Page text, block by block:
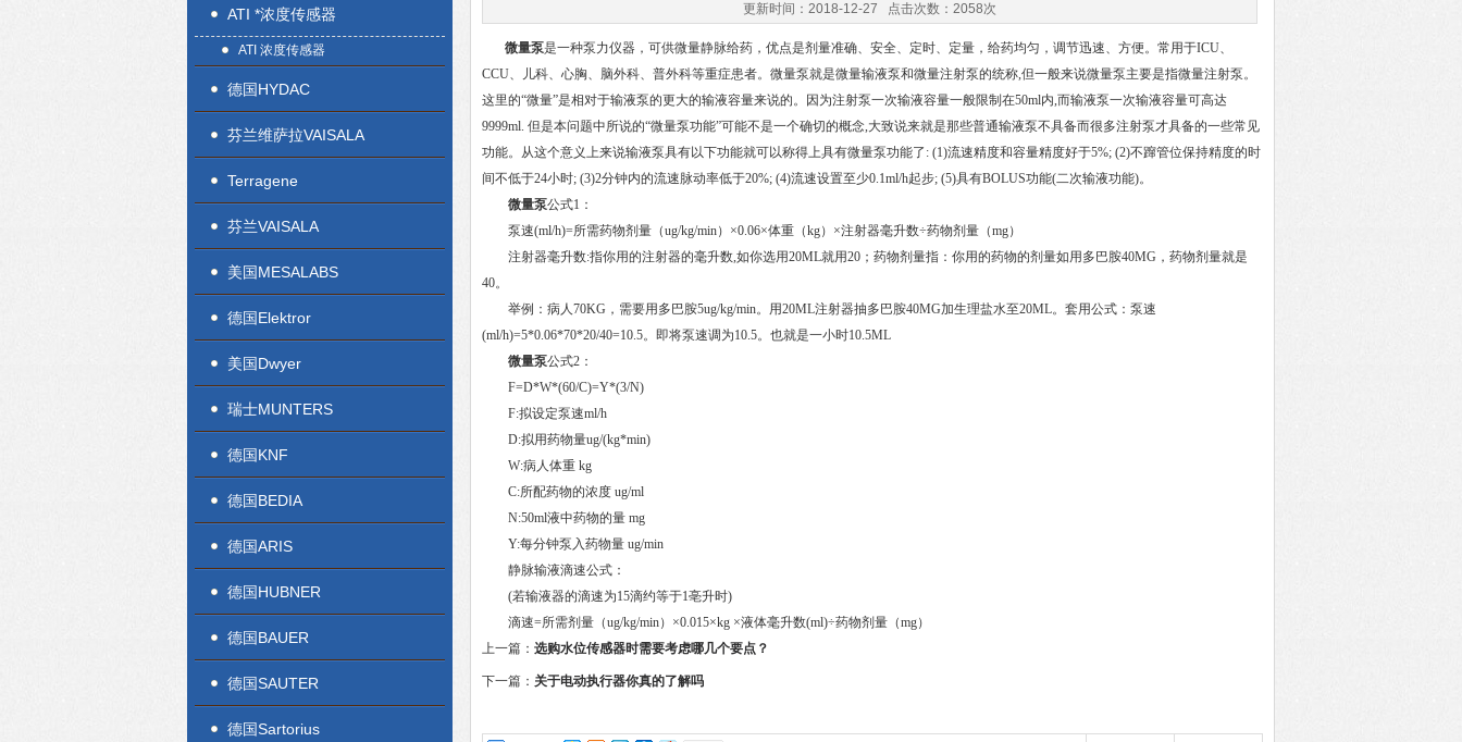
ATI *浓度传感器
ATI 浓度传感器
德国HYDAC
芬兰维萨拉VAISALA
Terragene
芬兰VAISALA
美国MESALABS
德国Elektror
美国Dwyer
瑞士MUNTERS
德国KNF
德国BEDIA
德国ARIS
德国HUBNER
德国BAUER
德国SAUTER
德国Sartorius
更新时间：2018-12-27 点击次数：2058次
微量泵是一种泵力仪器，可供微量静脉给药，优点是剂量准确、安全、定时、定量，给药均匀，调节迅速、方便。常用于ICU、
CCU、儿科、心胸、脑外科、普外科等重症患者。微量泵就是微量输液泵和微量注射泵的统称,但一般来说微量泵主要是指微量注射泵。
这里的“微量”是相对于输液泵的更大的输液容量来说的。因为注射泵一次输液容量一般限制在50ml内,而输液泵一次输液容量可高达
9999ml. 但是本问题中所说的“微量泵功能”可能不是一个确切的概念,大致说来就是那些普通输液泵不具备而很多注射泵才具备的一些常见
功能。从这个意义上来说输液泵具有以下功能就可以称得上具有微量泵功能了: (1)流速精度和容量精度好于5%; (2)不蹿管位保持精度的时
间不低于24小时; (3)2分钟内的流速脉动率低于20%; (4)流速设置至少0.1ml/h起步; (5)具有BOLUS功能(二次输液功能)。
微量泵公式1：
泵速(ml/h)=所需药物剂量（ug/kg/min）×0.06×体重（kg）×注射器毫升数÷药物剂量（mg）
注射器毫升数:指你用的注射器的毫升数,如你选用20ML就用20；药物剂量指：你用的药物的剂量如用多巴胺40MG，药物剂量就是
40。
举例：病人70KG，需要用多巴胺5ug/kg/min。用20ML注射器抽多巴胺40MG加生理盐水至20ML。套用公式：泵速
(ml/h)=5*0.06*70*20/40=10.5。即将泵速调为10.5。也就是一小时10.5ML
微量泵公式2：
F=D*W*(60/C)=Y*(3/N)
F:拟设定泵速ml/h
D:拟用药物量ug/(kg*min)
W:病人体重 kg
C:所配药物的浓度 ug/ml
N:50ml液中药物的量 mg
Y:每分钟泵入药物量 ug/min
静脉输液滴速公式：
(若输液器的滴速为15滴约等于1亳升时)
滴速=所需剂量（ug/kg/min）×0.015×kg ×液体毫升数(ml)÷药物剂量（mg）
上一篇： 选购水位传感器时需要考虑哪几个要点？
下一篇： 关于电动执行器你真的了解吗